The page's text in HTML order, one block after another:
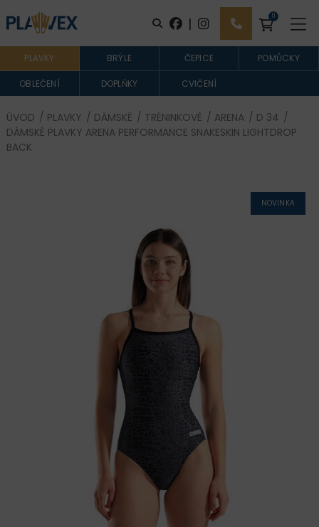
| 0
PLAVKY BRÝLE ČEPICE POMŮCKY
OBLEČENÍ DOPLŇKY CVIČENÍ
ÚVOD / PLAVKY / DÁMSKÉ / TRÉNINKOVÉ / ARENA / D 34 /
DÁMSKÉ PLAVKY ARENA PERFORMANCE SNAKESKIN LIGHTDROP
BACK
NOVINKA